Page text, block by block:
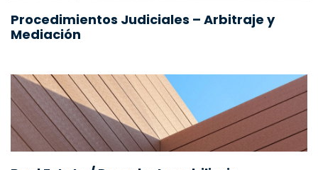
Procedimientos Judiciales – Arbitraje y
Mediación